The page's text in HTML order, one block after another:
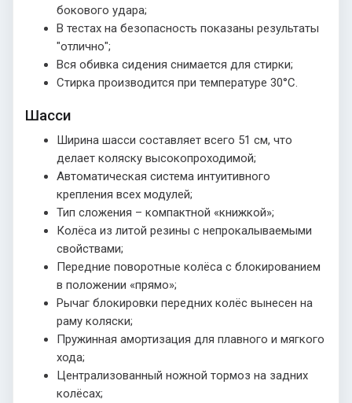
бокового удара;
В тестах на безопасность показаны результаты
"отлично";
Вся обивка сидения снимается для стирки;
Стирка производится при температуре 30°С.
Шасси
Ширина шасси составляет всего 51 см, что
делает коляску высокопроходимой;
Автоматическая система интуитивного
крепления всех модулей;
Тип сложения – компактной «книжкой»;
Колёса из литой резины с непрокалываемыми
свойствами;
Передние поворотные колёса с блокированием
в положении «прямо»;
Рычаг блокировки передних колёс вынесен на
раму коляски;
Пружинная амортизация для плавного и мягкого
хода;
Централизованный ножной тормоз на задних
колёсах;